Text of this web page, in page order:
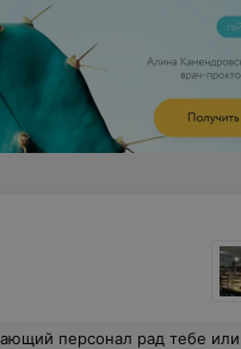
- нет. Меняйте подход к клиенту. Мало напечь вкусностей, надо уметь их продать, да так продать, чтобы люди хотели к вам возвращаться снова. У меня этого желания нет.